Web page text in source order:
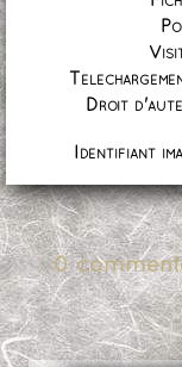
Droit
Identifiant
0